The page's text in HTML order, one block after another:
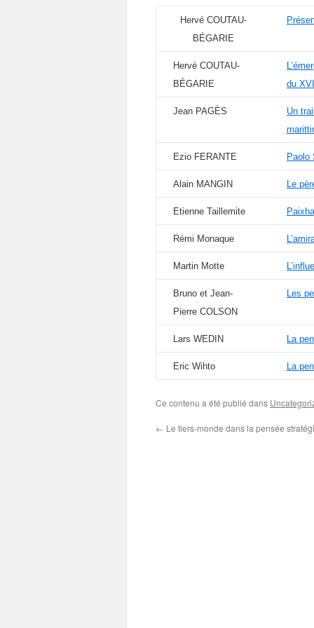
Hervé COUTAU-
BÉGARIE
Hervé COUTAU-
BÉGARIE
du
Jean PAGÈS
Un
Ezio FERANTE Paolo
Alain MANGIN Le
Etienne Taillemite
Rémi Monaque
Martin Motte
Bruno et Jean-
Pierre COLSON
Les
Lars WEDIN La
Eric Wihto La
Ce contenu a été publié dans
← Le tiers-monde dans la pensée